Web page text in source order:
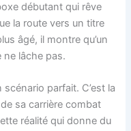
débutant qui rêve
la route vers un titre
âgé, il montre qu’un
ne lâche pas.
parfait. C’est la
sa carrière combat
réalité qui donne du